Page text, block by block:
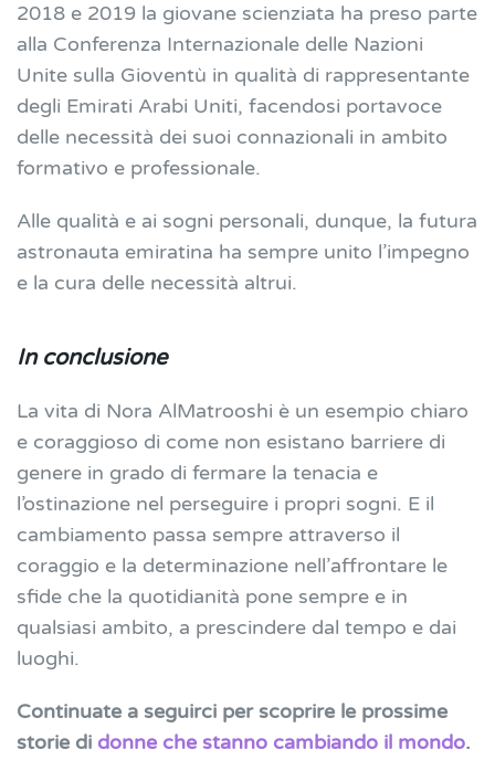
2018 e 2019 la giovane scienziata ha preso parte
alla Conferenza Internazionale delle Nazioni
Unite sulla Gioventù in qualità di rappresentante
degli Emirati Arabi Uniti, facendosi portavoce
delle necessità dei suoi connazionali in ambito
formativo e professionale.
Alle qualità e ai sogni personali, dunque, la futura
astronauta emiratina ha sempre unito l’impegno
e la cura delle necessità altrui.
In conclusione
La vita di Nora AlMatrooshi è un esempio chiaro
e coraggioso di come non esistano barriere di
genere in grado di fermare la tenacia e
l’ostinazione nel perseguire i propri sogni. E il
cambiamento passa sempre attraverso il
coraggio e la determinazione nell’affrontare le
sfide che la quotidianità pone sempre e in
qualsiasi ambito, a prescindere dal tempo e dai
luoghi.
Continuate a seguirci per scoprire le prossime
storie di donne che stanno cambiando il mondo.